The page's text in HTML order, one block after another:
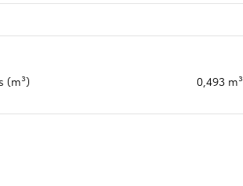
(m³) 0,493 m³